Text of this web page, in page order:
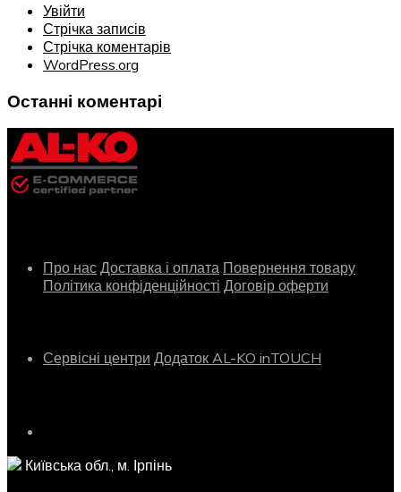
Увійти
Стрічка записів
Стрічка коментарів
WordPress.org
Останні коментарі
Про нас Доставка і оплата Повернення товару
Політика конфіденційності Договір оферти
Сервісні центри Додаток AL-KO inTOUCH
Київська обл., м. Ірпінь